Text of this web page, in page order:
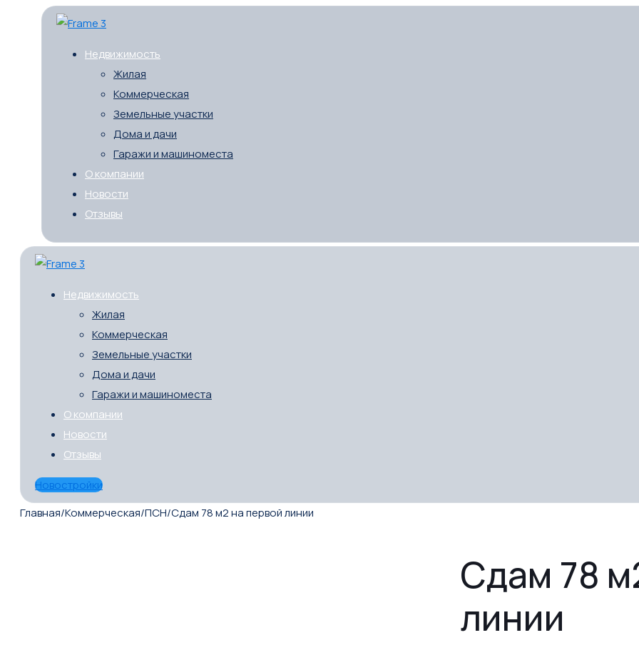
Недвижимость
Жилая
Коммерческая
Земельные участки
Дома и дачи
Гаражи и машиноместа
О компании
Новости
Отзывы
Недвижимость
Жилая
Коммерческая
Земельные участки
Дома и дачи
Гаражи и машиноместа
О компании
Новости
Отзывы
Новостройки
Главная/Коммерческая/ПСН/Сдам 78 м2 на первой линии
Сдам 78
линии